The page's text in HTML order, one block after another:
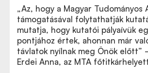
„Az, hogy a Magyar Tudományos
támogatásával folytathatják
mutatja, hogy kutatói pályaívük
pontjához értek, ahonnan már
távlatok nyílnak meg Önök előtt”
Erdei Anna, az MTA